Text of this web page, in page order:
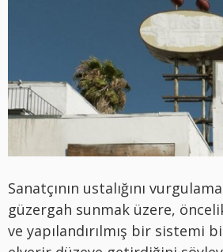
Sanatçının ustalığını
güzergah sunmak üzere,
ve yapılandırılmış bir sistemi